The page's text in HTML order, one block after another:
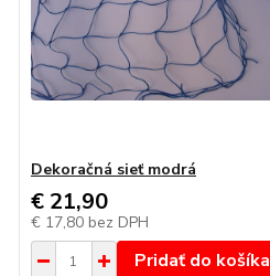
Dekoračná sieť modrá
€ 21,90
€ 17,80 bez DPH
Pridať do košíka